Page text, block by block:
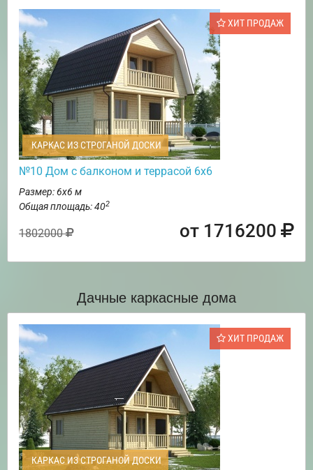
ХИТ ПРОДАЖ
КАРКАС ИЗ СТРОГАНОЙ ДОСКИ
№10 Дом с балконом и террасой 6х6
Размер: 6х6 м
Общая площадь: 402
1802000 от 1716200
Дачные каркасные дома
ХИТ ПРОДАЖ
КАРКАС ИЗ СТРОГАНОЙ ДОСКИ